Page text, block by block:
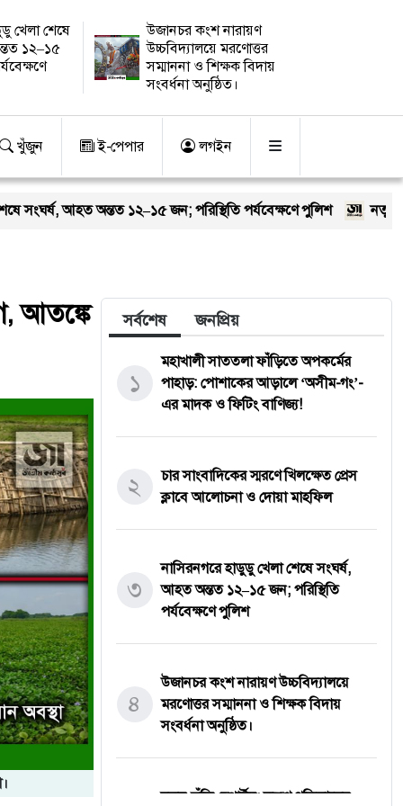
খেলা শেষে
১২–১৫
উজানচর কংশ নারায়ণ
উচ্চবিদ্যালয়ে মরণোত্তর
সম্মাননা ও শিক্ষক বিদায়
সংবর্ধনা অনুষ্ঠিত।
খুঁজুন ই-পেপার লগইন
১২–১৫ জন; পরিস্থিতি পর্যবেক্ষণে পুলিশ নতুন কুঁড়ি স্পোর্টস: তরুণ
আতঙ্কে
সর্বশেষ জনপ্রিয়
১
মহাখালী সাততলা ফাঁড়িতে অপকর্মের
পাহাড়: পোশাকের আড়ালে ‘অসীম-গং’-
এর মাদক ও ফিটিং বাণিজ্য!
২
চার সাংবাদিকের স্মরণে খিলক্ষেত প্রেস
ক্লাবে আলোচনা ও দোয়া মাহফিল
৩
নাসিরনগরে হাডুডু খেলা শেষে সংঘর্ষ,
আহত অন্তত ১২–১৫ জন; পরিস্থিতি
পর্যবেক্ষণে পুলিশ
৪
উজানচর কংশ নারায়ণ উচ্চবিদ্যালয়ে
মরণোত্তর সম্মাননা ও শিক্ষক বিদায়
সংবর্ধনা অনুষ্ঠিত।
নতুন কুঁড়ি স্পোর্টস: তরুণ প্রতিভাদের